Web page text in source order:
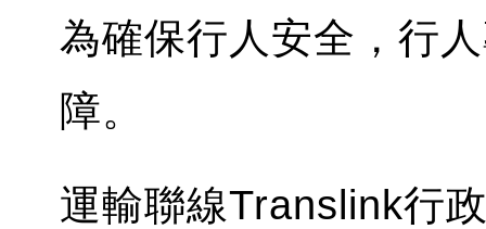
為確保行人安全，行
障。
運輸聯線Translink行